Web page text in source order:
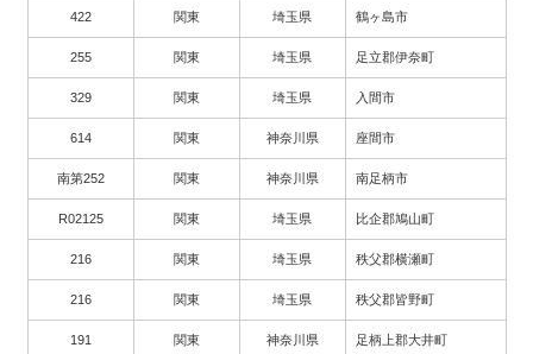
422 関東 埼玉県 鶴ヶ島市
255 関東 埼玉県 足立郡伊奈町
329 関東 埼玉県 入間市
614 関東 神奈川県 座間市
南第252 関東 神奈川県 南足柄市
R02125 関東 埼玉県 比企郡鳩山町
216 関東 埼玉県 秩父郡横瀬町
216 関東 埼玉県 秩父郡皆野町
191 関東 神奈川県 足柄上郡大井町